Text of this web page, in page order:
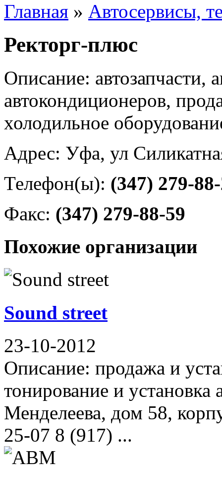
Главная » Автосервисы,
Ректорг-плюс
Описание: автозапчасти,
автокондиционеров,
холодильное
Адрес: Уфа, ул
Телефон(ы): (347) 279-
Факс: (347) 279-88-59
Похожие организации
Sound street
23-10-2012
Описание: продажа и
тонирование и
Менделеева, дом 58,
25-07 8 (917) ...